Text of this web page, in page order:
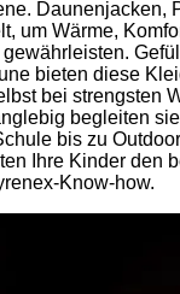
Daunenjacken,
um Wärme,
bieten diese
bei strengsten
begleiten
bis zu
Ihre Kinder den
Know-how.